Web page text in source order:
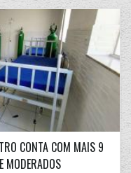
CONTA COM MAIS 9
MODERADOS